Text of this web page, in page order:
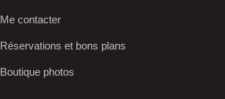
Me contacter
Réservations et bons plans
Boutique photos